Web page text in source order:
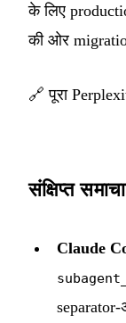
के लिए
की ओर
🔗पूरा
संक्षिप्त
Claude